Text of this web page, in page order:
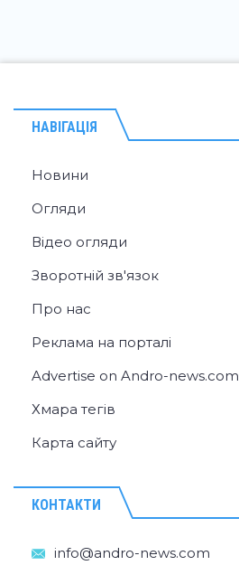
НАВІГАЦІЯ
Новини
Огляди
Відео огляди
Зворотній зв'язок
Про нас
Реклама на порталі
Advertise on Andro-news.com
Хмара тегів
Карта сайту
КОНТАКТИ